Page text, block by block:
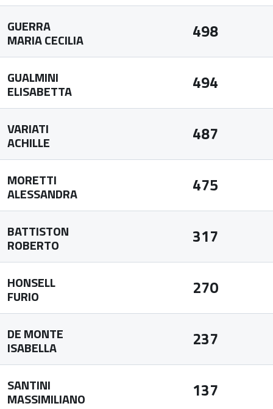
GUERRA
MARIA CECILIA 498
GUALMINI
ELISABETTA 494
VARIATI
ACHILLE 487
MORETTI
ALESSANDRA 475
BATTISTON
ROBERTO 317
HONSELL
FURIO 270
DE MONTE
ISABELLA 237
SANTINI
MASSIMILIANO 137